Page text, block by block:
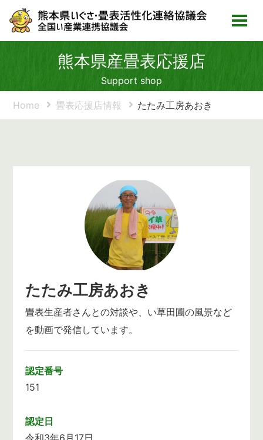
熊本県産畳表応援店
Support shop
Home 畳表応援店情報 たたみ工房あおき
たたみ工房あおき
畳表生産者さんとの対談や、い草田圃の風景など
を動画で発信しています。
認定番号
151
認定日
令和3年6月17日